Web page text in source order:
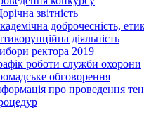
звітність
доброчесність,
діяльність
ректора 2019
роботи служби охорони
обговорення
про проведення